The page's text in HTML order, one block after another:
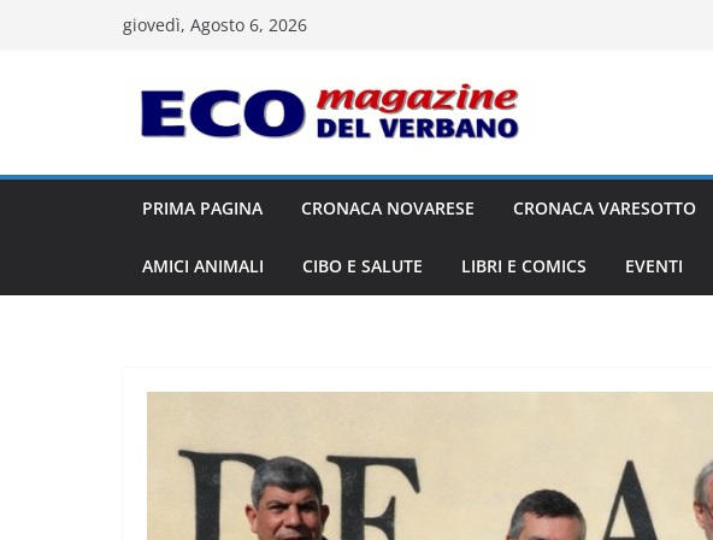
giovedì, Agosto 6, 2026
PRIMA PAGINA CRONACA NOVARESE CRONACA VARESOTTO
AMICI ANIMALI CIBO E SALUTE LIBRI E COMICS EVENTI